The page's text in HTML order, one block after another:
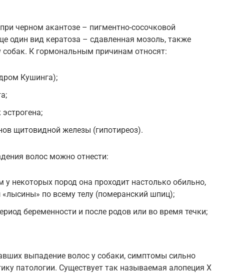
черном акантозе – пигментно-сосочковой
один вид кератоза – сдавленная мозоль, также
собак. К гормональным причинам относят:
Кушинга);
щитовидной железы (гипотиреоз).
волос можно отнести:
у некоторых пород она проходит настолько обильно,
«лысины» по всему телу (померанский шпиц);
беременности и после родов или во время течки;
выпадение волос у собаки, симптомы сильно
патологии. Существует так называемая алопеция Х